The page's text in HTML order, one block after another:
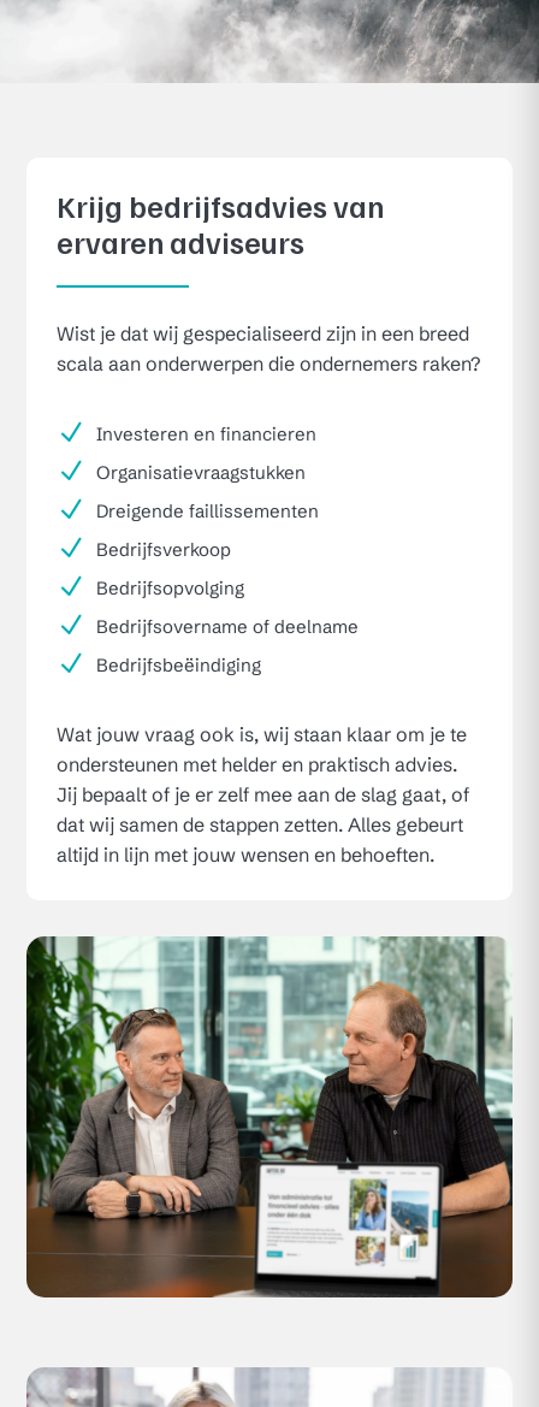
Krijg bedrijfsadvies van
ervaren adviseurs
Wist je dat wij gespecialiseerd zijn in een breed
scala aan onderwerpen die ondernemers raken?
N Investeren en financieren
N Organisatievraagstukken
N Dreigende faillissementen
N Bedrijfsverkoop
N Bedrijfsopvolging
N Bedrijfsovername of deelname
N Bedrijfsbeëindiging
Wat jouw vraag ook is, wij staan klaar om je te
ondersteunen met helder en praktisch advies.
Jij bepaalt of je er zelf mee aan de slag gaat, of
dat wij samen de stappen zetten. Alles gebeurt
altijd in lijn met jouw wensen en behoeften.